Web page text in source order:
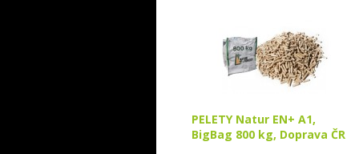
PELETY Natur EN+ A1,
BigBag 800 kg, Doprava ČR